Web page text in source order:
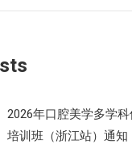
2026年口腔美学多学
培训班（浙江站）通知